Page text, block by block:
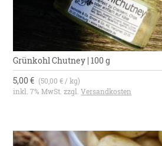
Grünkohl Chutney | 100 g
5,00 € (50,00 € / kg)
inkl. 7% MwSt. zzgl.Versandkosten